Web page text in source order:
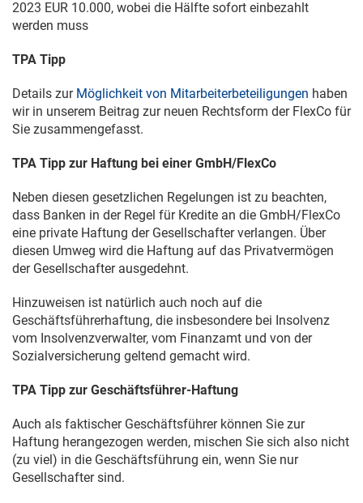
2023 EUR 10.000, wobei die Hälfte sofort einbezahlt
werden muss
TPA Tipp
Details zur Möglichkeit von Mitarbeiterbeteiligungen haben
wir in unserem Beitrag zur neuen Rechtsform der FlexCo für
Sie zusammengefasst.
TPA Tipp zur Haftung bei einer GmbH/FlexCo
Neben diesen gesetzlichen Regelungen ist zu beachten,
dass Banken in der Regel für Kredite an die GmbH/FlexCo
eine private Haftung der Gesellschafter verlangen. Über
diesen Umweg wird die Haftung auf das Privatvermögen
der Gesellschafter ausgedehnt.
Hinzuweisen ist natürlich auch noch auf die
Geschäftsführerhaftung, die insbesondere bei Insolvenz
vom Insolvenzverwalter, vom Finanzamt und von der
Sozialversicherung geltend gemacht wird.
TPA Tipp zur Geschäftsführer-Haftung
Auch als faktischer Geschäftsführer können Sie zur
Haftung herangezogen werden, mischen Sie sich also nicht
(zu viel) in die Geschäftsführung ein, wenn Sie nur
Gesellschafter sind.